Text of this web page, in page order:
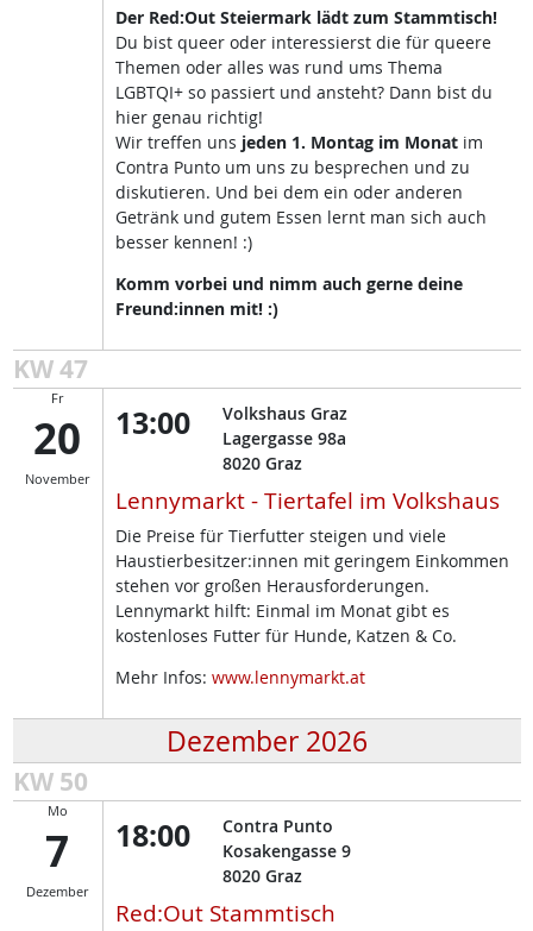
Der Red:Out Steiermark lädt zum Stammtisch!
Du bist queer oder interessierst die für queere
Themen oder alles was rund ums Thema
LGBTQI+ so passiert und ansteht? Dann bist du
hier genau richtig!
Wir treffen uns jeden 1. Montag im Monatim
Contra Punto um uns zu besprechen und zu
diskutieren. Und bei dem ein oder anderen
Getränk und gutem Essen lernt man sich auch
besser kennen! :)
Komm vorbei und nimm auch gerne deine
Freund:innen mit! :)
KW 47
Fr
20
November
13:00
Volkshaus Graz
Lagergasse 98a
8020 Graz
Lennymarkt - Tiertafel im Volkshaus
Die Preise für Tierfutter steigen und viele
Haustierbesitzer:innen mit geringem Einkommen
stehen vor großen Herausforderungen.
Lennymarkt hilft: Einmal im Monat gibt es
kostenloses Futter für Hunde, Katzen & Co.
Mehr Infos: www.lennymarkt.at
Dezember 2026
KW 50
Mo
7
Dezember
18:00
Contra Punto
Kosakengasse 9
8020 Graz
Red:Out Stammtisch